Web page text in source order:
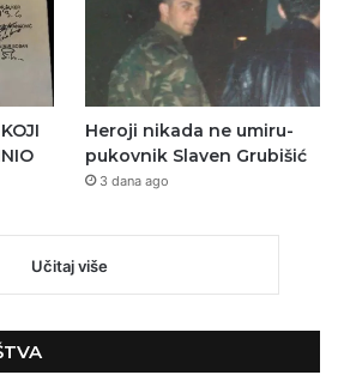
Heroji nikada ne umiru-
pukovnik Slaven Grubišić
3 dana ago
Učitaj više